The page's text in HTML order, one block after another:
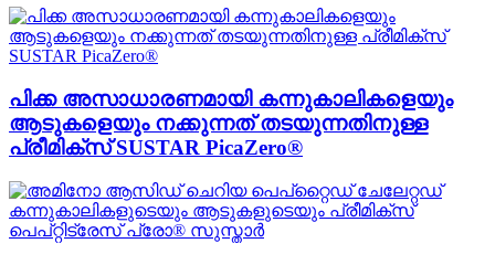
പിക്ക അസാധാരണമായി കന്നുകാലികളെയും
ആടുകളെയും നക്കുന്നത് തടയുന്നതിനുള്ള
പ്രീമിക്സ് SUSTAR PicaZero®